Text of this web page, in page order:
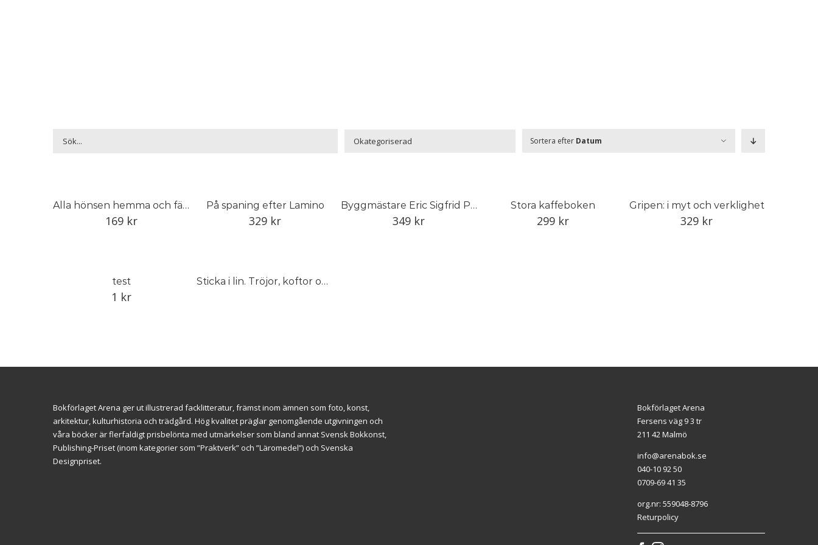
Sortera efter Datum
Alla hönsen hemma och färska ägg i köket
169 kr
På spaning efter Lamino
329 kr
Byggmästare Eric Sigfrid Persson: Malmgården 1935
349 kr
Stora kaffeboken
299 kr
Gripen: i myt och verklighet
329 kr
test
1 kr
Sticka i lin. Tröjor, koftor och västar
Bokförlaget Arena ger ut illustrerad facklitteratur, främst inom ämnen som foto, konst,
arkitektur, kulturhistoria och trädgård. Hög kvalitet präglar genomgående utgivningen och
våra böcker är flerfaldigt prisbelönta med utmärkelser som bland annat Svensk Bokkonst,
Publishing-Priset (inom kategorier som ”Praktverk” och ”Läromedel”) och Svenska
Designpriset.
Bokförlaget Arena
Fersens väg 9 3 tr
211 42 Malmö
info@arenabok.se
040-10 92 50
0709-69 41 35
org.nr: 559048-8796
Returpolicy